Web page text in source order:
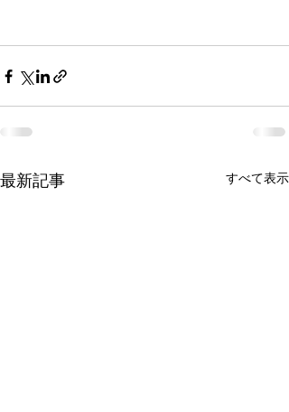
最新記事 すべて表示